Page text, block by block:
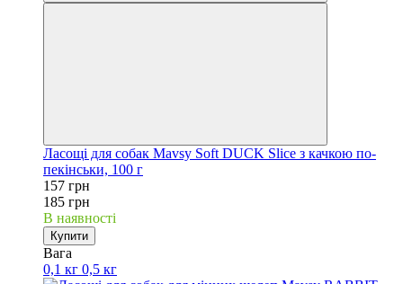
Ласощі для собак Mavsy Soft DUCK Slice з качкою по-
пекінськи, 100 г
157 грн
185 грн
В наявності
Купити
Вага
0,1 кг 0,5 кг